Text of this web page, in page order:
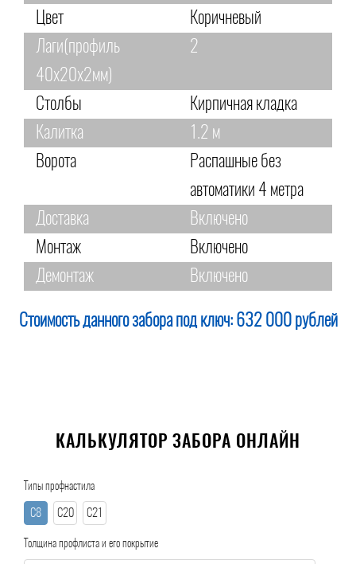
Цвет
Коричневый
Лаги(профиль
40х20х2мм)
2
Столбы
Кирпичная кладка
Калитка
1.2 м
Ворота
Распашные без
автоматики 4 метра
Доставка
Включено
Монтаж
Включено
Демонтаж
Включено
Стоимость данного забора под ключ: 632 000 рублей
КАЛЬКУЛЯТОР ЗАБОРА ОНЛАЙН
Типы профнастила
С8 С20 С21
Толщина профлиста и его покрытие